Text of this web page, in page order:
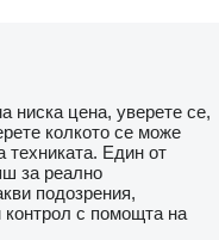
ниска цена, уверете се,
колкото се може
техниката. Един от
за реално
подозрения,
с помощта на